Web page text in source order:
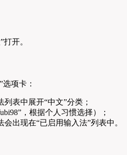
开。
项卡：
表中展开“中文”分类；
，根据个人习惯选择）；
出现在“已启用输入法”列表中。